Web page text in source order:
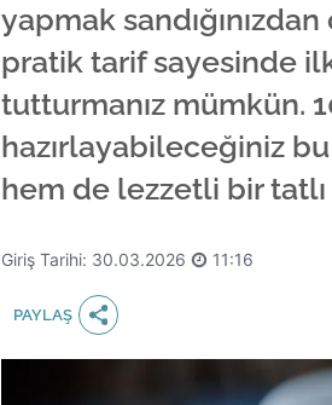
yapmak
pratik tarif sayesinde
tutturmanız mümkün.
hazırlayabileceğiniz bu
hem de lezzetli bir
Giriş Tarihi: 30.03.2026 11:16
PAYLAŞ